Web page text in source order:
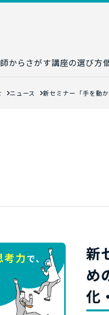
からさがす講座の選び方
講座カレンダー生成
ニュース 新セミナー「手を動
新
め
化